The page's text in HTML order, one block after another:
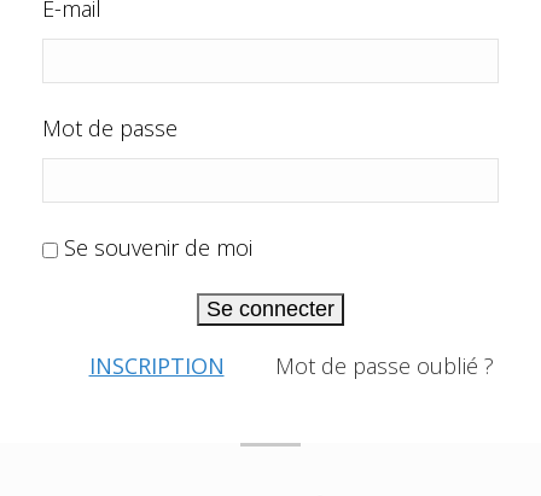
E-mail
Mot de passe
Se souvenir de moi
Se connecter
INSCRIPTION Mot de passe oublié ?